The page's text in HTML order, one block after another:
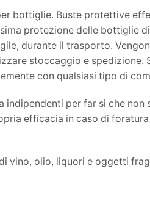
bottiglie. Buste protettive
protezione delle bottiglie
durante il trasporto.
stoccaggio e spedizione.
con qualsiasi tipo di
indipendenti per far si che non
efficacia in caso di foratura
vino, olio, liquori e oggetti